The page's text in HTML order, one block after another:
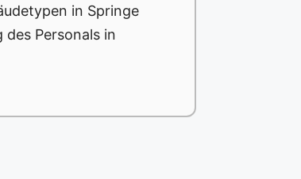
in Springe
Personals in